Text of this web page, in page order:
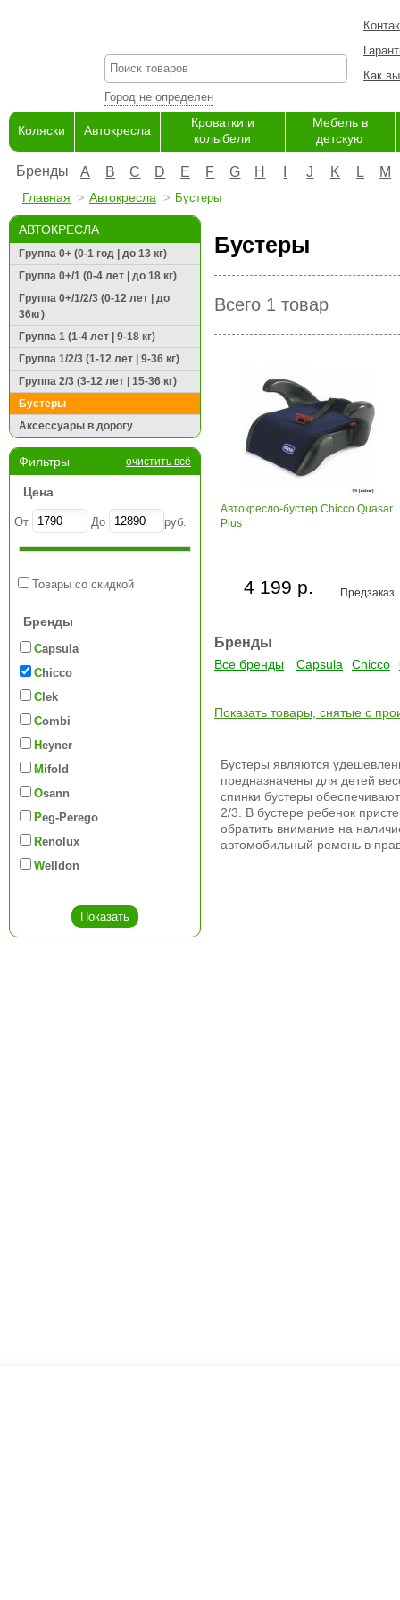
Город не определен
Как
Коляски Автокресла
Кроватки и
колыбели
Мебель в
детскую
Бренды A B C D E F G H J K L M
Главная Автокресла Бустеры
АВТОКРЕСЛА
Группа 0+ (0-1 год | до 13 кг)
Группа 0+/1 (0-4 лет | до 18 кг)
Группа 0+/1/2/3 (0-12 лет | до
36кг)
Группа 1 (1-4 лет | 9-18 кг)
Группа 1/2/3 (1-12 лет | 9-36 кг)
Группа 2/3 (3-12 лет | 15-36 кг)
Бустеры
Аксессуары в дорогу
Фильтры очистить всё
Цена
От До руб.
Товары со скидкой
Бренды
Capsula
Chicco
Clek
Combi
Heyner
Mifold
Osann
Peg-Perego
Renolux
Welldon
Бустеры
Всего 1 товар
Автокресло-бустер Chicco Quasar
Plus
Предзаказ
4 199 р.
Бренды
Все бренды Capsula Chicco
Показать товары, снятые с
Бустеры являются
предназначены для детей
спинки бустеры
2/3. В бустере ребенок
обратить внимание на
автомобильный ремень в